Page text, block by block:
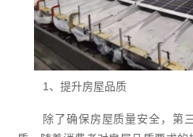
1、提升房屋品质
除了确保房屋质量安全，第